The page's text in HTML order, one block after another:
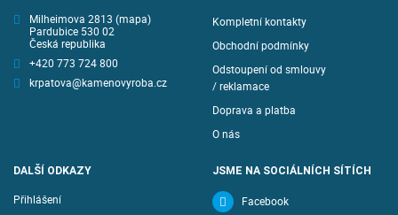
Milheimova 2813 (mapa)
Pardubice 530 02
Česká republika
+420 773 724 800
krpatova@kamenovyroba.cz
Kompletní kontakty
Obchodní podmínky
Odstoupení od smlouvy
/ reklamace
Doprava a platba
O nás
DALŠÍ ODKAZY
Přihlášení
JSME NA SOCIÁLNÍCH SÍTÍCH
Facebook